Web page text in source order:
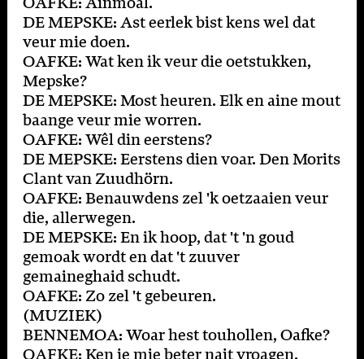
DE MEPSKE: Ast eerlek bist kens wel dat
veur mie doen.
OAFKE: Wat ken ik veur die oetstukken,
Mepske?
DE MEPSKE: Most heuren. Elk en aine mout
baange veur mie worren.
OAFKE: Wêl din eerstens?
DE MEPSKE: Eerstens dien voar. Den Morits
Clant van Zuudhörn.
OAFKE: Benauwdens zel 'k oetzaaien veur
die, allerwegen.
DE MEPSKE: En ik hoop, dat 't 'n goud
gemoak wordt en dat 't zuuver
gemaineghaid schudt.
OAFKE: Zo zel 't gebeuren.
(MUZIEK)
BENNEMOA: Woar hest touhollen, Oafke?
OAFKE: Ken ie mie beter nait vroagen.